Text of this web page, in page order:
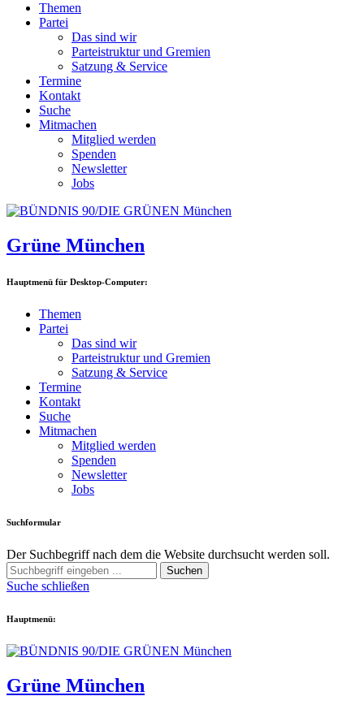
Themen
Partei
Das sind wir
Parteistruktur und Gremien
Satzung & Service
Termine
Kontakt
Suche
Mitmachen
Mitglied werden
Spenden
Newsletter
Jobs
Grüne München
Hauptmenü für Desktop-Computer:
Themen
Partei
Das sind wir
Parteistruktur und Gremien
Satzung & Service
Termine
Kontakt
Suche
Mitmachen
Mitglied werden
Spenden
Newsletter
Jobs
Suchformular
Der Suchbegriff nach dem die Website durchsucht werden soll.
Suchen
Suche schließen
Hauptmenü:
Grüne München